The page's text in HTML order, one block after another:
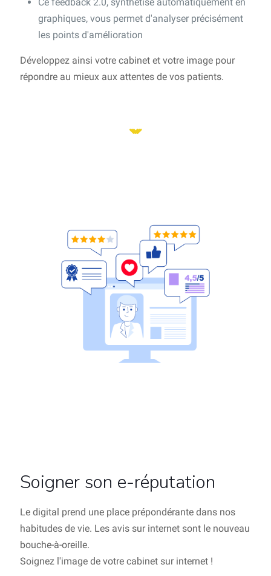
graphiques, vous permet d'analyser précisément
les points d'amélioration
Développez ainsi votre cabinet et votre image pour
répondre au mieux aux attentes de vos patients.
Soigner son e-réputation
Le digital prend une place prépondérante dans nos
habitudes de vie. Les avis sur internet sont le nouveau
bouche-à-oreille.
Soignez l'image de votre cabinet sur internet !